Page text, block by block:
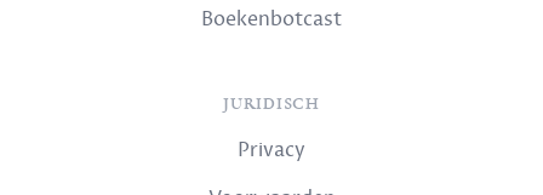
Boekenbotcast
JURIDISCH
Privacy